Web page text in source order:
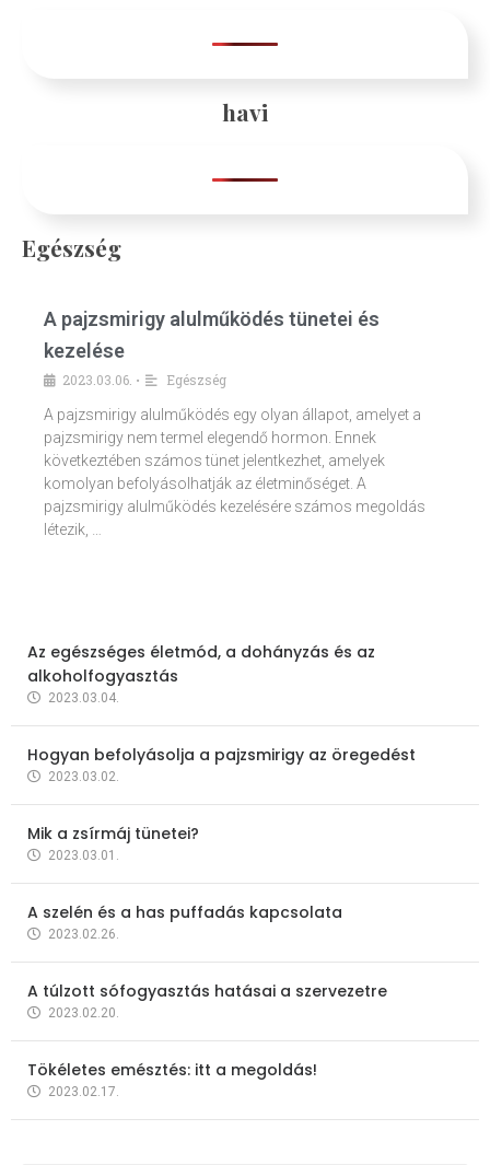
havi
Egészség
A pajzsmirigy alulműködés tünetei és
kezelése
2023.03.06. •
Egészség
A pajzsmirigy alulműködés egy olyan állapot, amelyet a
pajzsmirigy nem termel elegendő hormon. Ennek
következtében számos tünet jelentkezhet, amelyek
komolyan befolyásolhatják az életminőséget. A
pajzsmirigy alulműködés kezelésére számos megoldás
létezik, …
Az egészséges életmód, a dohányzás és az
alkoholfogyasztás
2023.03.04.
Hogyan befolyásolja a pajzsmirigy az öregedést
2023.03.02.
Mik a zsírmáj tünetei?
2023.03.01.
A szelén és a has puffadás kapcsolata
2023.02.26.
A túlzott sófogyasztás hatásai a szervezetre
2023.02.20.
Tökéletes emésztés: itt a megoldás!
2023.02.17.